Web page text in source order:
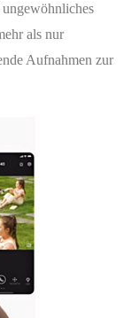
als nur
Aufnahmen zur